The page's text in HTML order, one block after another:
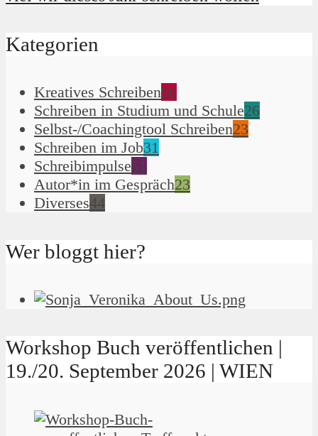
Kategorien
Kreatives Schreiben90
Schreiben in Studium und Schule26
Selbst-/Coachingtool Schreiben23
Schreiben im Job31
Schreibimpulse51
Autor*in im Gespräch23
Diverses44
Wer bloggt hier?
Workshop Buch veröffentlichen |
19./20. September 2026 | WIEN